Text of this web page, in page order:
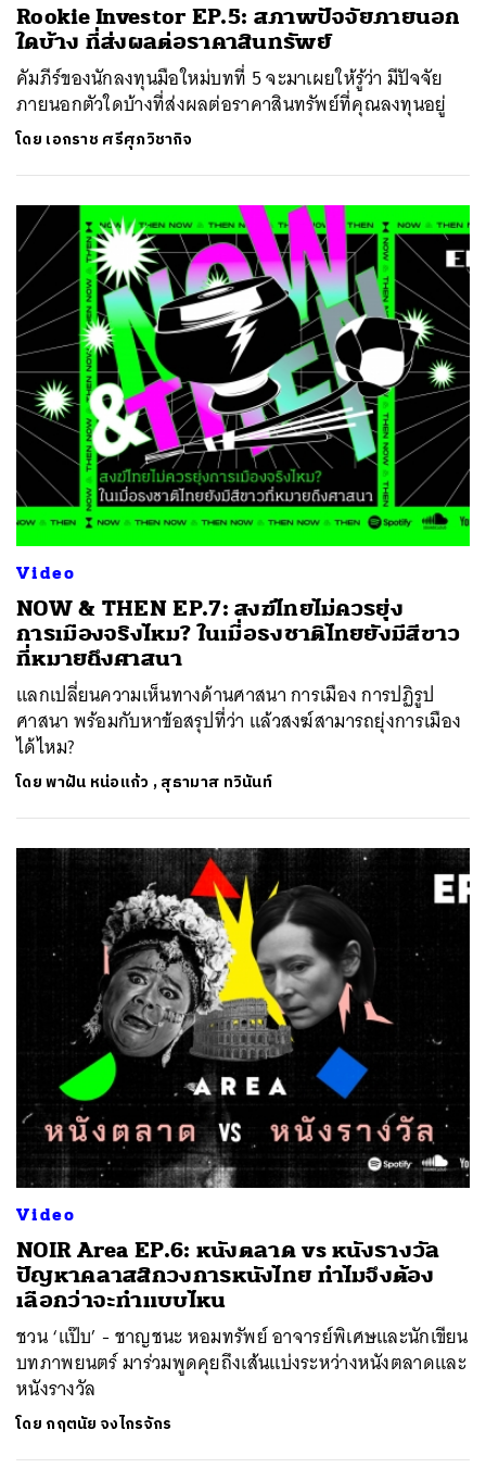
Rookie Investor EP.5: สภาพปัจจัยภายนอก
ใดบ้าง ที่ส่งผลต่อราคาสินทรัพย์
คัมภีร์ของนักลงทุนมือใหม่บทที่ 5 จะมาเผยให้รู้ว่า มีปัจจัย
ภายนอกตัวใดบ้างที่ส่งผลต่อราคาสินทรัพย์ที่คุณลงทุนอยู่
โดย เอกราช ศรีศุภวิชากิจ
Video
NOW & THEN EP.7: สงฆ์ไทยไม่ควรยุ่ง
การเมืองจริงไหม? ในเมื่อธงชาติไทยยังมีสีขาว
ที่หมายถึงศาสนา
แลกเปลี่ยนความเห็นทางด้านศาสนา การเมือง การปฏิรูป
ศาสนา พร้อมกับหาข้อสรุปที่ว่า แล้วสงฆ์สามารถยุ่งการเมือง
ได้ไหม?
โดยพาฝัน หน่อแก้ว ,สุธามาส ทวินันท์
Video
NOIR Area EP.6: หนังตลาด vs หนังรางวัล
ปัญหาคลาสสิกวงการหนังไทย ทำไมจึงต้อง
เลือกว่าจะทำแบบไหน
ชวน ‘แป๊บ’ - ชาญชนะ หอมทรัพย์ อาจารย์พิเศษและนักเขียน
บทภาพยนตร์ มาร่วมพูดคุยถึงเส้นแบ่งระหว่างหนังตลาดและ
หนังรางวัล
โดย กฤตนัย จงไกรจักร
ค้นหา
SHARE TWEET LINE EMAIL